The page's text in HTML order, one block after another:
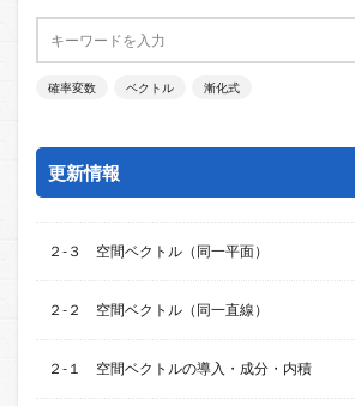
確率変数 ベクトル 漸化式
更新情報
２-３ 空間ベクトル（同一平面）
２-２ 空間ベクトル（同一直線）
２-１ 空間ベクトルの導入・成分・内積